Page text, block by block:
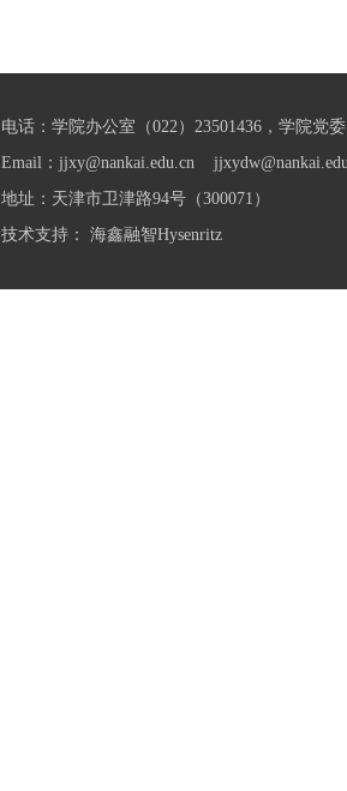
电话：学院办公室（022）23501436，学院党
Email：jjxy@nankai.edu.cn
地址：天津市卫津路94号（300071）
技术支持： 海鑫融智Hysenritz